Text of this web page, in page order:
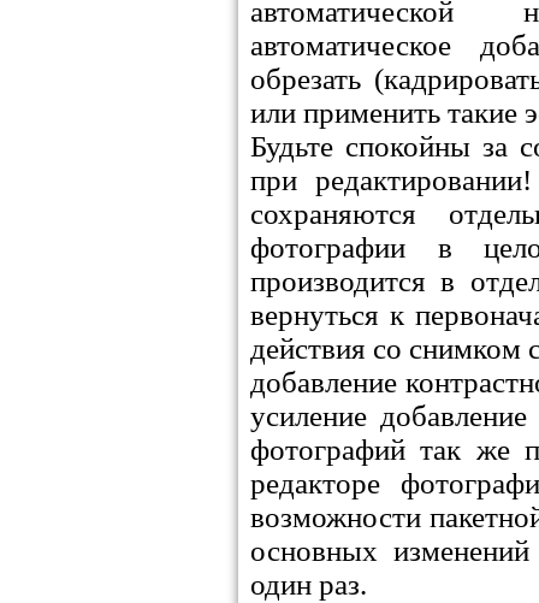
автоматической
автоматическое
обрезать
или применить такие
Будьте спокойны за
при
сохраняются
фотографии в
производится в
вернуться к
действия со снимком
добавление
усиление
фотографий так же
редакторе
возможности
основных
один раз.